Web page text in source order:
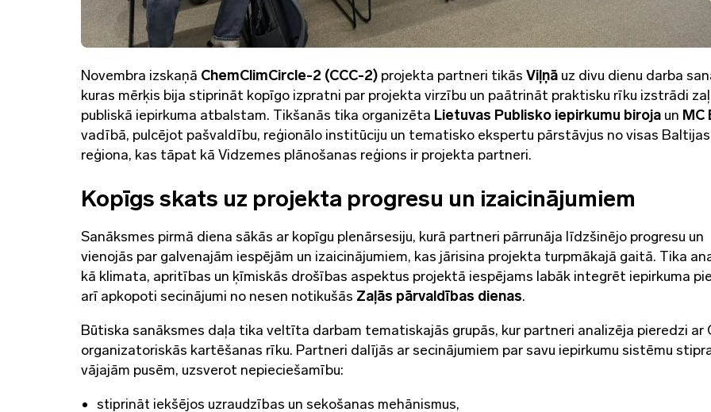
Novembra izskaņā ChemClimCircle-2 (CCC-2) projekta partneri tikās Viļņā uz divu dienu darba
kuras mērķis bija stiprināt kopīgo izpratni par projekta virzību un paātrināt praktisku rīku izstrādi
publiskā iepirkuma atbalstam. Tikšanās tika organizēta Lietuvas Publisko iepirkumu biroja un MC
vadībā, pulcējot pašvaldību, reģionālo institūciju un tematisko ekspertu pārstāvjus no visas
reģiona, kas tāpat kā Vidzemes plānošanas reģions ir projekta partneri.
Kopīgs skats uz projekta progresu un izaicinājumiem
Sanāksmes pirmā diena sākās ar kopīgu plenārsesiju, kurā partneri pārrunāja līdzšinējo progresu un
vienojās par galvenajām iespējām un izaicinājumiem, kas jārisina projekta turpmākajā gaitā. Tika
kā klimata, apritības un ķīmiskās drošības aspektus projektā iespējams labāk integrēt iepirkuma
arī apkopoti secinājumi no nesen notikušās Zaļās pārvaldības dienas.
Būtiska sanāksmes daļa tika veltīta darbam tematiskajās grupās, kur partneri analizēja pieredzi ar
organizatoriskās kartēšanas rīku. Partneri dalījās ar secinājumiem par savu iepirkumu sistēmu
vājajām pusēm, uzsverot nepieciešamību:
stiprināt iekšējos uzraudzības un sekošanas mehānismus,